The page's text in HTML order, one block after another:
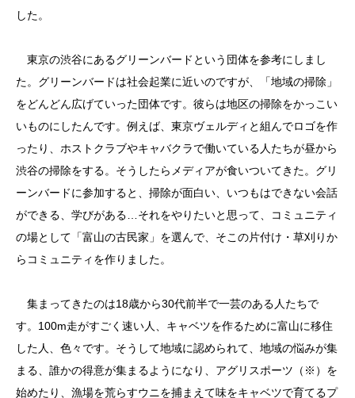
した。
東京の渋谷にあるグリーンバードという団体を参考にしまし
た。グリーンバードは社会起業に近いのですが、「地域の掃除」
をどんどん広げていった団体です。彼らは地区の掃除をかっこい
いものにしたんです。例えば、東京ヴェルディと組んでロゴを作
ったり、ホストクラブやキャバクラで働いている人たちが昼から
渋谷の掃除をする。そうしたらメディアが食いついてきた。グリ
ーンバードに参加すると、掃除が面白い、いつもはできない会話
ができる、学びがある…それをやりたいと思って、コミュニティ
の場として「富山の古民家」を選んで、そこの片付け・草刈りか
らコミュニティを作りました。
集まってきたのは18歳から30代前半で一芸のある人たちで
す。100m走がすごく速い人、キャベツを作るために富山に移住
した人、色々です。そうして地域に認められて、地域の悩みが集
まる、誰かの得意が集まるようになり、アグリスポーツ（※）を
始めたり、漁場を荒らすウニを捕まえて味をキャベツで育てるプ